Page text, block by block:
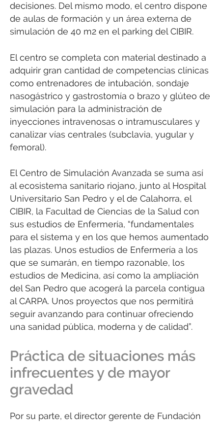
decisiones. Del mismo modo, el centro dispone
de aulas de formación y un área externa de
simulación de 40 m2 en el parking del CIBIR.
El centro se completa con material destinado a
adquirir gran cantidad de competencias clínicas
como entrenadores de intubación, sondaje
nasogástrico y gastrostomía o brazo y glúteo de
simulación para la administración de
inyecciones intravenosas o intramusculares y
canalizar vías centrales (subclavia, yugular y
femoral).
El Centro de Simulación Avanzada se suma así
al ecosistema sanitario riojano, junto al Hospital
Universitario San Pedro y el de Calahorra, el
CIBIR, la Facultad de Ciencias de la Salud con
sus estudios de Enfermería, “fundamentales
para el sistema y en los que hemos aumentado
las plazas. Unos estudios de Enfermería a los
que se sumarán, en tiempo razonable, los
estudios de Medicina, así como la ampliación
del San Pedro que acogerá la parcela contigua
al CARPA. Unos proyectos que nos permitirá
seguir avanzando para continuar ofreciendo
una sanidad pública, moderna y de calidad”.
Práctica de situaciones más
infrecuentes y de mayor
gravedad
Por su parte, el director gerente de Fundación